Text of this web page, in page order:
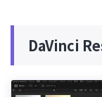
DaVinci